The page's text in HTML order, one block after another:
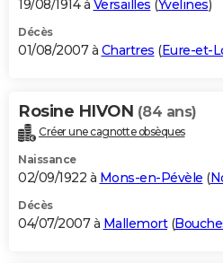
19/08/1914 à Versailles (Yvelines)
Décès
01/08/2007 à Chartres (Eure-et-
Rosine HIVON (84 ans)
Créer une cagnotte obsèques
Naissance
02/09/1922 à Mons-en-Pévèle (
Décès
04/07/2007 à Mallemort(